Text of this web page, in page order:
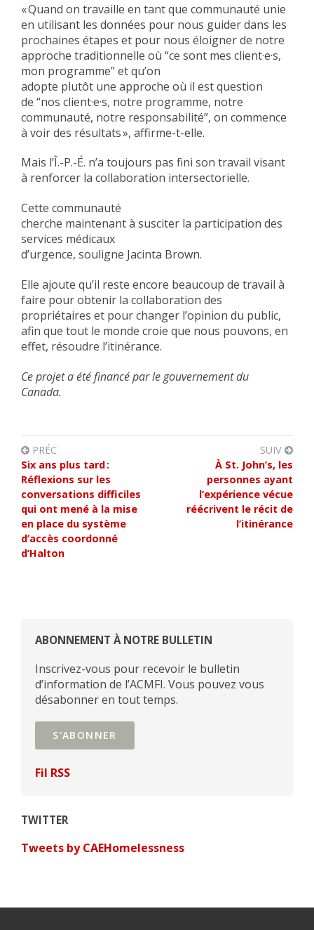
« Quand on travaille en tant que communauté unie
en utilisant les données pour nous guider dans les
prochaines étapes et pour nous éloigner de notre
approche traditionnelle où “ce sont mes client·e·s,
mon programme” et qu’on
adopte plutôt une approche où il est question
de “nos client·e·s, notre programme, notre
communauté, notre responsabilité”, on commence
à voir des résultats », affirme-t-elle.
Mais l’Î.-P.-É. n’a toujours pas fini son travail visant
à renforcer la collaboration intersectorielle.
Cette communauté
cherche maintenant à susciter la participation des
services médicaux
d’urgence, souligne Jacinta Brown.
Elle ajoute qu’il reste encore beaucoup de travail à
faire pour obtenir la collaboration des
propriétaires et pour changer l’opinion du public,
afin que tout le monde croie que nous pouvons, en
effet, résoudre l’itinérance.
Ce projet a été financé par le gouvernement du
Canada.
PRÉC
Six ans plus tard :
Réflexions sur les
conversations difficiles
qui ont mené à la mise
en place du système
d’accès coordonné
d’Halton
SUIV
À St. John’s, les
personnes ayant
l’expérience vécue
réécrivent le récit de
l’itinérance
ABONNEMENT À NOTRE BULLETIN
Inscrivez-vous pour recevoir le bulletin
d’information de l’ACMFI. Vous pouvez vous
désabonner en tout temps.
S'ABONNER
Fil RSS
TWITTER
Tweets by CAEHomelessness